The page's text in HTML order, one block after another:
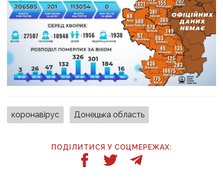
коронавірус Донецька область
ПОДІЛИТИСЯ У СОЦМЕРЕЖАХ: